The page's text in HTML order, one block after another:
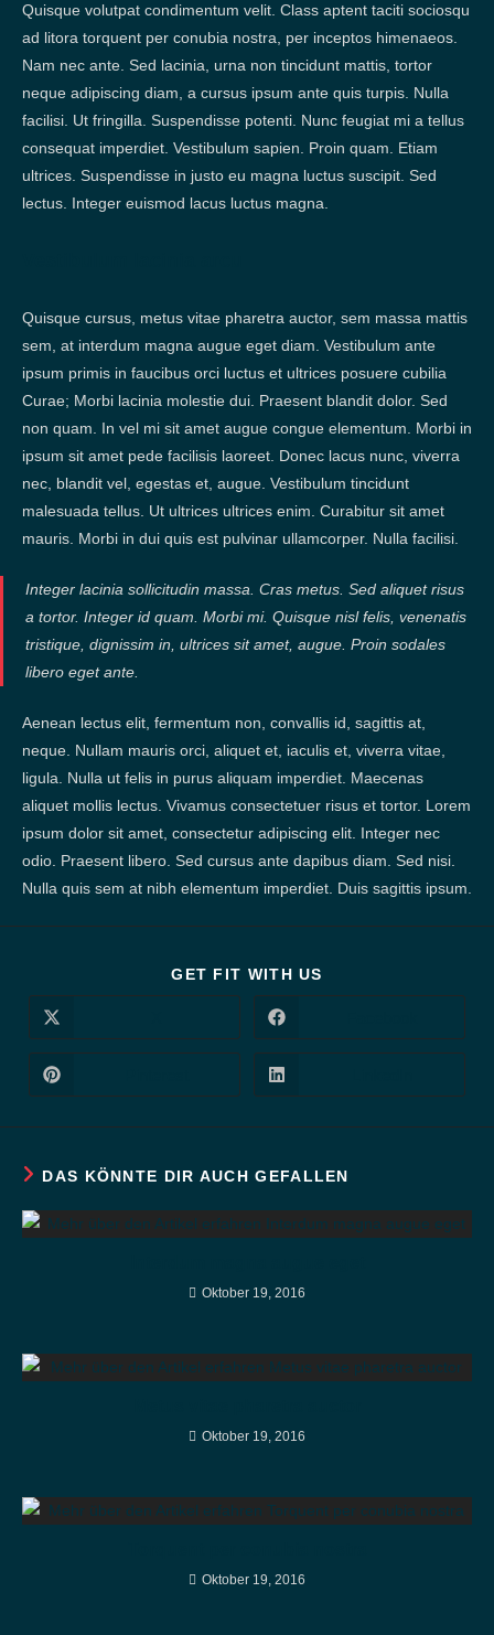
Quisque volutpat condimentum velit. Class aptent taciti sociosqu
ad litora torquent per conubia nostra, per inceptos himenaeos.
Nam nec ante. Sed lacinia, urna non tincidunt mattis, tortor
neque adipiscing diam, a cursus ipsum ante quis turpis. Nulla
facilisi. Ut fringilla. Suspendisse potenti. Nunc feugiat mi a tellus
consequat imperdiet. Vestibulum sapien. Proin quam. Etiam
ultrices. Suspendisse in justo eu magna luctus suscipit. Sed
lectus. Integer euismod lacus luctus magna.
Quisque cursus, metus vitae pharetra auctor, sem massa mattis
sem, at interdum magna augue eget diam. Vestibulum ante
ipsum primis in faucibus orci luctus et ultrices posuere cubilia
Curae; Morbi lacinia molestie dui. Praesent blandit dolor. Sed
non quam. In vel mi sit amet augue congue elementum. Morbi in
ipsum sit amet pede facilisis laoreet. Donec lacus nunc, viverra
nec, blandit vel, egestas et, augue. Vestibulum tincidunt
malesuada tellus. Ut ultrices ultrices enim. Curabitur sit amet
mauris. Morbi in dui quis est pulvinar ullamcorper. Nulla facilisi.
Integer lacinia sollicitudin massa. Cras metus. Sed aliquet risus
a tortor. Integer id quam. Morbi mi. Quisque nisl felis, venenatis
tristique, dignissim in, ultrices sit amet, augue. Proin sodales
libero eget ante.
Aenean lectus elit, fermentum non, convallis id, sagittis at,
neque. Nullam mauris orci, aliquet et, iaculis et, viverra vitae,
ligula. Nulla ut felis in purus aliquam imperdiet. Maecenas
aliquet mollis lectus. Vivamus consectetuer risus et tortor. Lorem
ipsum dolor sit amet, consectetur adipiscing elit. Integer nec
odio. Praesent libero. Sed cursus ante dapibus diam. Sed nisi.
Nulla quis sem at nibh elementum imperdiet. Duis sagittis ipsum.
GET FIT WITH US
in
einem
in
einem
in
neuen
in
neuen
DAS KÖNNTE DIR AUCH GEFALLEN
Oktober 19, 2016
Oktober 19, 2016
Oktober 19, 2016